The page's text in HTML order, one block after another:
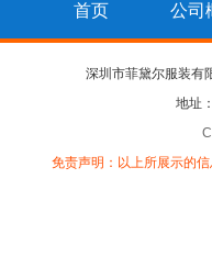
首页 公司
深圳市菲黛尔服装有
地址
免责声明：以上所展示的